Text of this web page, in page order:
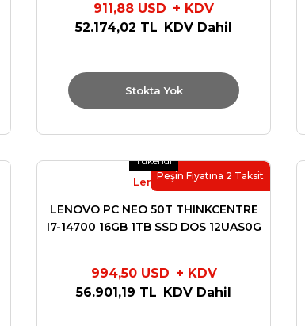
911,88 USD + KDV
52.174,02 TL KDV Dahil
Stokta Yok
Tükendi
Peşin Fiyatına 2 Taksit
Lenovo
LENOVO PC NEO 50T THINKCENTRE
I7-14700 16GB 1TB SSD DOS 12UAS0G
994,50 USD + KDV
56.901,19 TL KDV Dahil